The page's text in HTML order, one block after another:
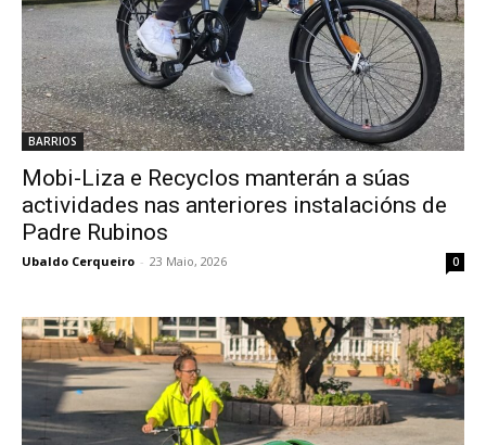
BARRIOS
Mobi-Liza e Recyclos manterán a súas
actividades nas anteriores instalacións de
Padre Rubinos
Ubaldo Cerqueiro - 23 Maio, 2026 0